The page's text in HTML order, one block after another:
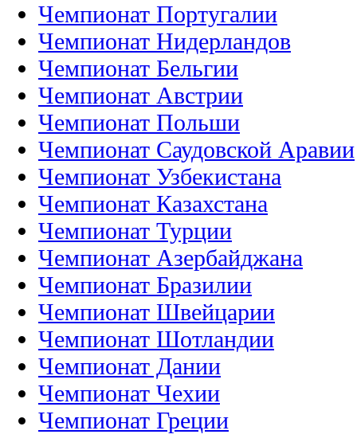
Чемпионат Португалии
Чемпионат Нидерландов
Чемпионат Бельгии
Чемпионат Австрии
Чемпионат Польши
Чемпионат Саудовской Аравии
Чемпионат Узбекистана
Чемпионат Казахстана
Чемпионат Турции
Чемпионат Азербайджана
Чемпионат Бразилии
Чемпионат Швейцарии
Чемпионат Шотландии
Чемпионат Дании
Чемпионат Чехии
Чемпионат Греции